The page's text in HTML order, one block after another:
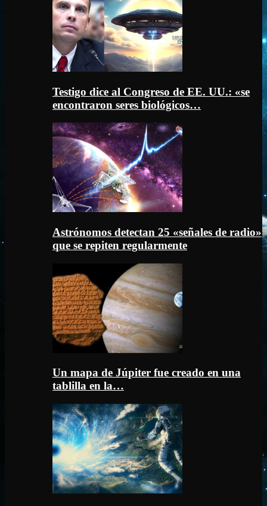
Testigo dice al Congreso de EE. UU.: «se
encontraron seres biológicos…
Astrónomos detectan 25 «señales de radio»
que se repiten regularmente
Un mapa de Júpiter fue creado en una
tablilla en la…